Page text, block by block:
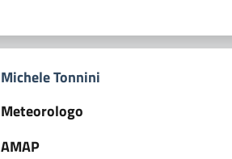
Michele Tonnini
Meteorologo
AMAP